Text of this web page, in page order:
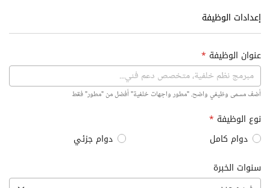
إعدادات الوظيفة
عنوان الوظيفة *
أضف مسمى وظيفي واضح. "مطور واجهات خلفية" أفضل من "مطور" فقط
نوع الوظيفة *
دوام كامل
دوام جزئي
سنوات الخبرة